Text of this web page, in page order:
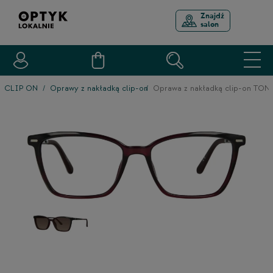
Znajdź
salon
CLIP ON Oprawy z nakładką clip-on Oprawa z nakładką clip-on